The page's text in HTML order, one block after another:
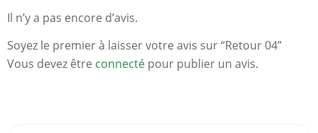
Il n’y a pas encore d’avis.
Soyez le premier à laisser votre avis sur “Retour 04”
Vous devez être connecté pour publier un avis.